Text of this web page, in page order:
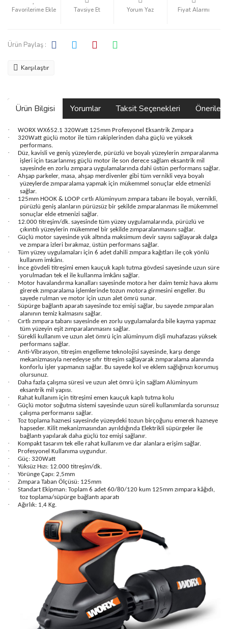
Tavsiye Et Yorum Yaz Fiyat Alarmı
Ürün Paylaş :
Karşılaştır
Ürün Bilgisi Yorumlar Taksit Seçenekleri
· WORX WX652.1 320Watt 125mm Profesyonel Eksantrik Zımpara
·
320Watt güçlü motor ile tüm rakiplerinden daha güçlü ve yüksek
performans.
·
Düz, kavisli ve geniş yüzeylerde, pürüzlü ve boyalı yüzeylerin zımparalanma
işleri için tasarlanmış güçlü motor ile son derece sağlam eksantrik mil
sayesinde en zorlu zımpara uygulamalarında dahi üstün performans sağlar.
·
Ahşap parkeler, masa, ahşap merdivenler gibi tüm vernikli veya boyalı
yüzeylerde zımparalama yapmak için mükemmel sonuçlar elde etmenizi
sağlar.
·
125mm HOOK & LOOP cırtlı Alüminyum zımpara tabanı ile boyalı, vernikli,
pürüzlü geniş alanların pürüzsüz bir şekilde zımparalanması ile mükemmel
sonuçlar elde etmenizi sağlar.
·
12.000 titreşim/dk. sayesinde tüm yüzey uygulamalarında, pürüzlü ve
çıkıntılı yüzeylerin mükemmel bir şekilde zımparalanmasını sağlar.
·
Güçlü motor sayesinde yük altında maksimum devir sayısı sağlayarak dalga
ve zımpara izleri bırakmaz, üstün performans sağlar.
·
Tüm yüzey uygulamaları için 6 adet dahili zımpara kağıtları ile çok yönlü
kullanım imkânı.
·
İnce gövdeli titreşimi emen kauçuk kaplı tutma gövdesi sayesinde uzun süre
yorulmadan tek el ile kullanma imkânı sağlar.
·
Motor havalandırma kanalları sayesinde motora her daim temiz hava akımı
girerek zımparalama işlemlerinde tozun motora girmesini engeller. Bu
sayede rulman ve motor için uzun alet ömrü sunar.
·
Süpürge bağlantı aparatı sayesinde toz emişi sağlar, bu sayede zımparalan
alanının temiz kalmasını sağlar.
·
Cırtlı zımpara tabanı sayesinde en zorlu uygulamalarda bile kayma yapmaz
tüm yüzeyin eşit zımparalanmasını sağlar.
·
Sürekli kullanım ve uzun alet ömrü için alüminyum dişli muhafazası yüksek
performans sağlar.
·
Anti-Vibrasyon, titreşim engelleme teknolojisi sayesinde, karşı denge
mekanizmasıyla neredeyse sıfır titreşim sağlayarak zımparalama alanında
konforlu işler yapmanızı sağlar. Bu sayede kol ve eklem sağlığınızı korumuş
olursunuz.
·
Daha fazla çalışma süresi ve uzun alet ömrü için sağlam Alüminyum
eksantrik mil yapısı.
· Rahat kullanım için titreşimi emen kauçuk kaplı tutma kolu
·
Güçlü motor soğutma sistemi sayesinde uzun süreli kullanımlarda sorunsuz
çalışma performansı sağlar.
·
Toz toplama haznesi sayesinde yüzeydeki tozun birçoğunu emerek hazneye
hapseder. Kilit mekanizmasından ayrıldığında Elektrikli süpürgeler ile
bağlantı yapılarak daha güçlü toz emişi sağlanır.
· Kompakt tasarım tek elle rahat kullanım ve dar alanlara erişim sağlar.
· Profesyonel Kullanıma uygundur.
· Güç: 320Watt
· Yüksüz Hızı: 12.000 titreşim/dk.
· Yörünge Çapı: 2,5mm
· Zımpara Taban Ölçüsü: 125mm
·
Standart Ekipman: Toplam 6 adet 60/80/120 kum 125mm zımpara kâğıdı,
toz toplama/süpürge bağlantı aparatı
· Ağırlık: 1,4 Kg.